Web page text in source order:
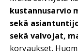
kustannusarvio
sekä
sekä valvojat,
korvaukset.